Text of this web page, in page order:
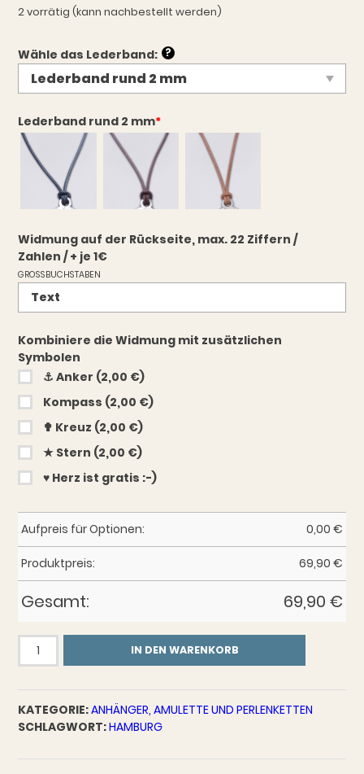
2 vorrätig (kann nachbestellt werden)
Wähle das Lederband: ?
Lederband rund 2 mm*
Widmung auf der Rückseite, max. 22 Ziffern /
Zahlen / + je 1€
GROSSBUCHSTABEN
Kombiniere die Widmung mit zusätzlichen
Symbolen
⚓︎ Anker (2,00 €)
Kompass (2,00 €)
✟ Kreuz (2,00 €)
★ Stern (2,00 €)
♥︎ Herz ist gratis :-)
Aufpreis für Optionen: 0,00 €
Produktpreis: 69,90 €
Gesamt: 69,90 €
Halsschmuck
Amulett
am
Lederband
Menge
IN DEN WARENKORB
KATEGORIE:ANHÄNGER, AMULETTE UND PERLENKETTEN
SCHLAGWORT:HAMBURG